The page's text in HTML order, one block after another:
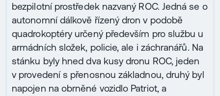
bezpilotní prostředek nazvaný ROC. Jedná se o
autonomní dálkově řízený dron v podobě
quadrokoptéry určený především pro službu u
armádních složek, policie, ale i záchranářů. Na
stánku byly hned dva kusy dronu ROC, jeden
v provedení s přenosnou základnou, druhý byl
napojen na obrněné vozidlo Patriot, a